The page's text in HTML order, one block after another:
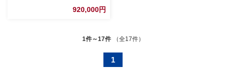
920,000円
1件～17件 （全17件）
1